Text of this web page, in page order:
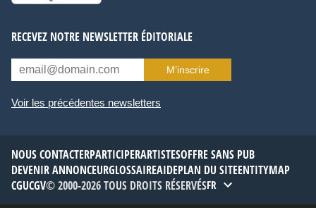
RECEVEZ NOTRE NEWSLETTER ÉDITORIALE
M’inscrire
Voir les précédentes newsletters
NOUS CONTACTERPARTICIPERARTISTESOFFRE SANS PUB
DEVENIR ANNONCEURGLOSSAIREAIDEPLAN DU SITEENTITYMAP
CGUCGV© 2000-2026 TOUS DROITS RÉSERVÉSFR